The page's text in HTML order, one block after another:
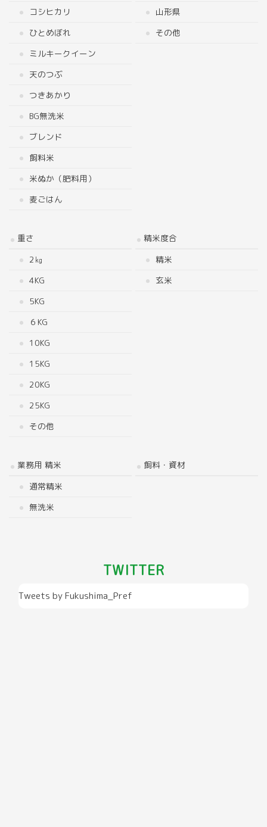
コシヒカリ
ひとめぼれ
ミルキークイーン
天のつぶ
つきあかり
BG無洗米
ブレンド
飼料米
米ぬか（肥料用）
麦ごはん
山形県
その他
重さ
2㎏
4KG
5KG
６KG
10KG
15KG
20KG
25KG
その他
精米度合
精米
玄米
業務用 精米
通常精米
無洗米
飼料・資材
TWITTER
Tweets by Fukushima_Pref